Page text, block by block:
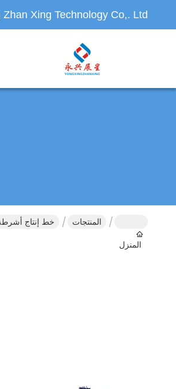
Xing Technology Co,. Ltd.
المنزل
المنتجات خط إنتاج